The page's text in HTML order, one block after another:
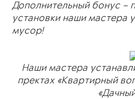
Дополнительный бонус –
установки наши мастера
мусор!
Наши мастера
пректах «Квартирный